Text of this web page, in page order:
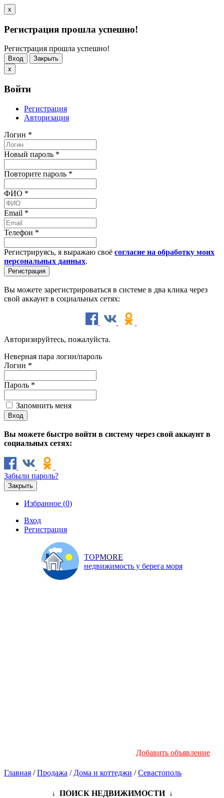
x
Регистрация прошла успешно!
Регистрация прошла успешно!
Вход
Закрыть
x
Войти
Регистрация
Авторизация
Логин *
Новый пароль *
Повторите пароль *
ФИО *
Email *
Телефон *
Регистрируясь, я выражаю своё согласие на обработку моих
персональных данных.
Вы можете зарегистрироваться в системе в два клика через
свой аккаунт в социальных сетях:
Авторизируйтесь, пожалуйста.
Неверная пара логин/пароль
Логин *
Пароль *
Запомнить меня
Вы можете быстро войти в систему через свой аккаунт в
социальных сетях:
Забыли пароль?
Закрыть
Избранное (0)
Вход
Регистрация
TOPMORE
недвижимость у берега моря
Добавить объявление
Главная /Продажа / Дома и коттеджи /Севастополь
↓ ПОИСК НЕДВИЖИМОСТИ ↓